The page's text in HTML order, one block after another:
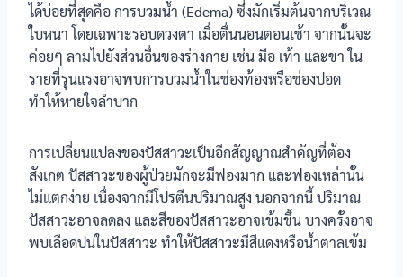
ได้บ่อยที่สุดคือ การบวมน้ำ (Edema) ซึ่งมักเริ่มต้นจากบริเวณ
ใบหนา โดยเฉพาะรอบดวงตา เมื่อตื่นนอนตอนเช้า จากนั้นจะ
ค่อยๆ ลามไปยังส่วนอื่นของร่างกาย เช่น มือ เท้า และขา ใน
รายที่รุนแรงอาจพบการบวมน้ำในช่องท้องหรือช่องปอด
ทำให้หายใจลำบาก
การเปลี่ยนแปลงของปัสสาวะเป็นอีกสัญญาณสำคัญที่ต้อง
สังเกต ปัสสาวะของผู้ป่วยมักจะมีฟองมาก และฟองเหล่านั้น
ไม่แตกง่าย เนื่องจากมีโปรตีนปริมาณสูง นอกจากนี้ ปริมาณ
ปัสสาวะอาจลดลง และสีของปัสสาวะอาจเข้มขึ้น บางครั้งอาจ
พบเลือดปนในปัสสาวะ ทำให้ปัสสาวะมีสีแดงหรือน้ำตาลเข้ม